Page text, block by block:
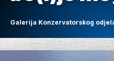
Galerija Konzervatorskog